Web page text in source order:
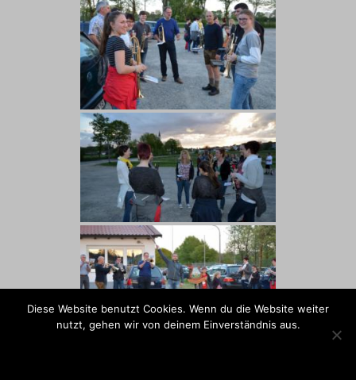
Diese Website benutzt Cookies. Wenn du die Website weiter
nutzt, gehen wir von deinem Einverständnis aus.